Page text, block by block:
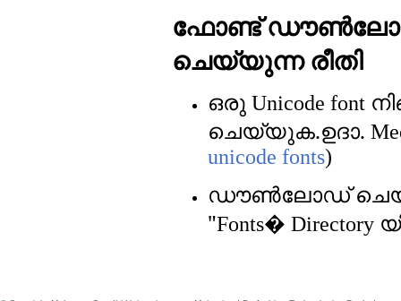
ഫോണ്ട്
ചെയ്യുന്ന രീതി
ഒരു Unicode font
ചെയ്യുക.ഉദാ.
unicode fonts)
ഡൗണ്‍ലോഡ്
"Fonts� Directory